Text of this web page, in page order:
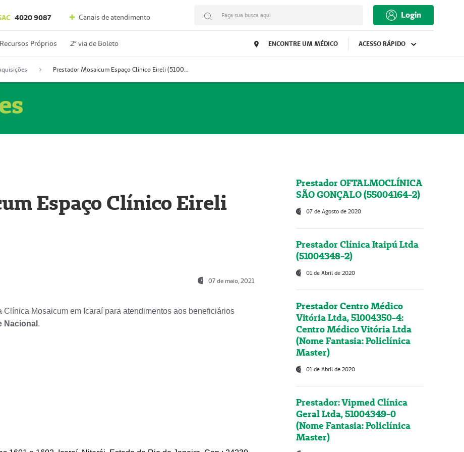
4020 9087 Canais de atendimento Faça sua busca aqui Login
Recursos Próprios 2º via de Boleto ENCONTRE UM MÉDICO ACESSO RÁPIDO
Prestador Mosaicum Espaço Clínico Eireli (51004355-5)
Espaço Clínico Eireli
07 de maio, 2021
Clínica Mosaicum em Icaraí para atendimentos aos beneficiários
Nacional .
Prestador OFTALMOCLÍNICA
SÃO GONÇALO (55004164-2)
07 de Agosto de 2020
Prestador Clínica Itaipú Ltda
(51004348-2)
01 de Abril de 2020
Prestador Centro Médico
Vitória Ltda, 51004350-4:
Centro Médico Vitória Ltda
(Nome Fantasia: Policlínica
Master)
01 de Abril de 2020
Prestador: Vipmed Clínica
Geral Ltda, 51004349-0
(Nome Fantasia: Policlínica
Master)